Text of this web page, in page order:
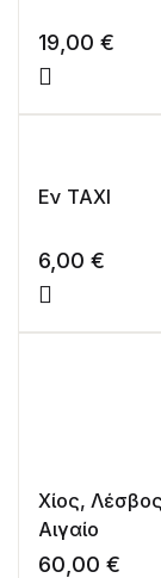
19,00 €
Εν ΤΑΧΙ
6,00 €
Χίος,
Αιγαίο
60,00 €